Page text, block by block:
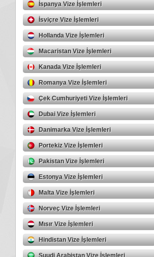
İspanya Vize İşlemleri
İsviçre Vize İşlemleri
Hollanda Vize İşlemleri
Macaristan Vize İşlemleri
Kanada Vize İşlemleri
Romanya Vize İşlemleri
Çek Cumhuriyeti Vize İşlemleri
Dubai Vize İşlemleri
Danimarka Vize İşlemleri
Portekiz Vize İşlemleri
Pakistan Vize İşlemleri
Estonya Vize İşlemleri
Malta Vize İşlemleri
Norveç Vize İşlemleri
Mısır Vize İşlemleri
Hindistan Vize İşlemleri
Suudi Arabistan Vize İşlemleri